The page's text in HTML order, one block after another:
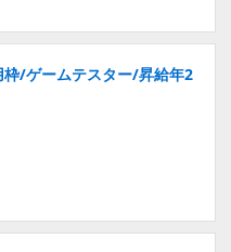
枠/ゲームテスター/昇給年2